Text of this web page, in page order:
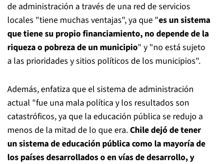
de administración a través de una red de servicios
locales "tiene muchas ventajas", ya que "es un sistema
que tiene su propio financiamiento, no depende de la
riqueza o pobreza de un municipio" y "no está sujeto
a las prioridades y sitios políticos de los municipios".
Además, enfatiza que el sistema de administración
actual "fue una mala política y los resultados son
catastróficos, ya que la educación pública se redujo a
menos de la mitad de lo que era.Chile dejó de tener
un sistema de educación pública como la mayoría de
los países desarrollados o en vías de desarrollo, y